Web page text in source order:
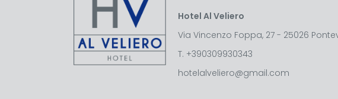
Hotel Al Veliero
Via Vincenzo Foppa, 27 - 25026
T. +390309930343
hotelalveliero@gmail.com